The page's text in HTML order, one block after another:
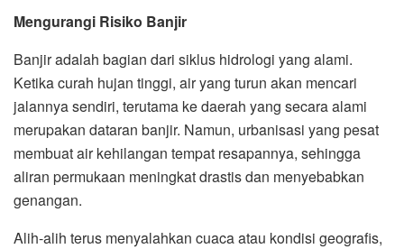
Mengurangi Risiko Banjir
Banjir adalah bagian dari siklus hidrologi yang alami.
Ketika curah hujan tinggi, air yang turun akan mencari
jalannya sendiri, terutama ke daerah yang secara alami
merupakan dataran banjir. Namun, urbanisasi yang pesat
membuat air kehilangan tempat resapannya, sehingga
aliran permukaan meningkat drastis dan menyebabkan
genangan.
Alih-alih terus menyalahkan cuaca atau kondisi geografis,